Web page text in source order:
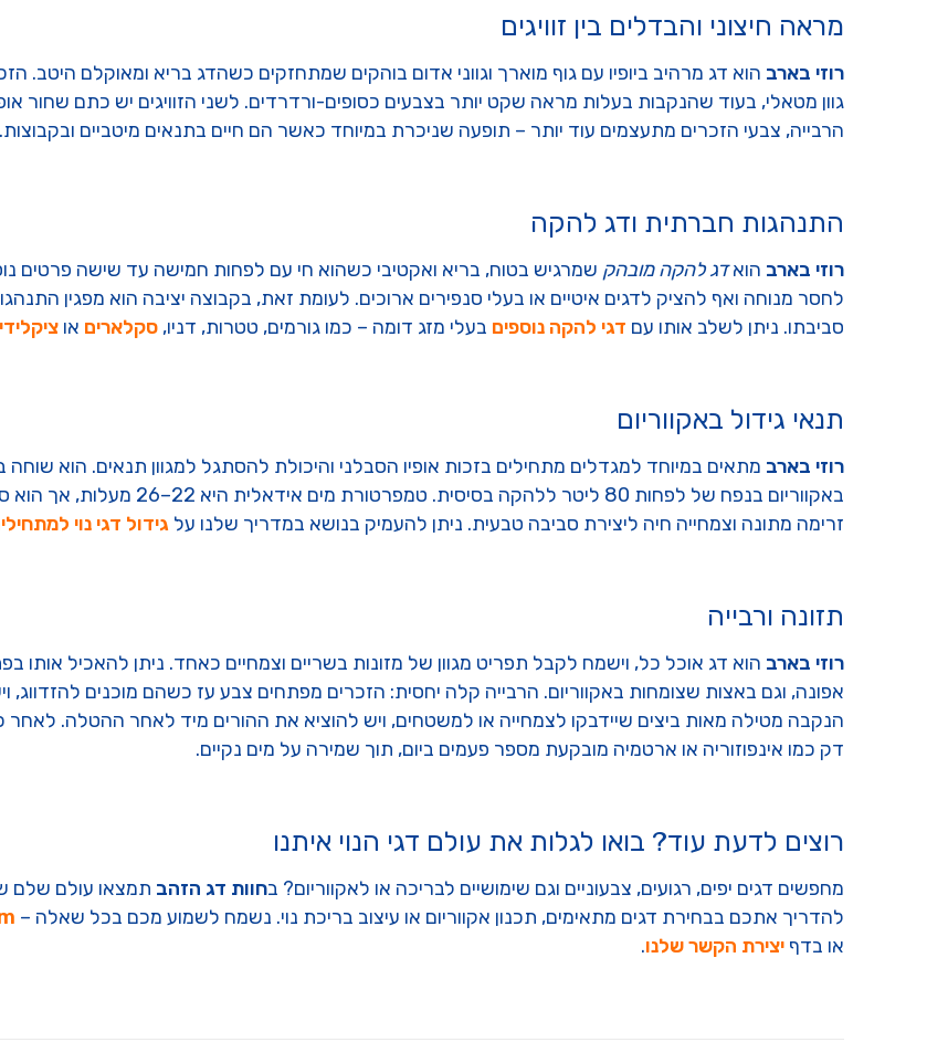
מראה חיצוני והבדלים בין זוויגים
רוזי בארב הוא דג מרהיב ביופיו עם גוף מוארך וגווני אדום בוהקים שמתחזקים כשהדג בריא ומאוקלם היטב.
גוון מטאלי, בעוד שהנקבות בעלות מראה שקט יותר בצבעים כסופים-ורדרדים. לשני הזוויגים יש כתם שחור
הרבייה, צבעי הזכרים מתעצמים עוד יותר – תופעה שניכרת במיוחד כאשר הם חיים בתנאים מיטביים ובקבוצות.
התנהגות חברתית ודג להקה
רוזי בארב הואדג להקה מובהק שמרגיש בטוח, בריא ואקטיבי כשהוא חי עם לפחות חמישה עד שישה פרטים
לחסר מנוחה ואף להציק לדגים איטיים או בעלי סנפירים ארוכים. לעומת זאת, בקבוצה יציבה הוא מפגין
סביבתו. ניתן לשלב אותו עם דגי להקה נוספים בעלי מזג דומה – כמו גורמים, טטרות, דניו, סקלארים או
תנאי גידול באקווריום
רוזי בארב מתאים במיוחד למגדלים מתחילים בזכות אופיו הסבלני והיכולת להסתגל למגוון תנאים. הוא
באקווריום בנפח של לפחות 80 ליטר ללהקה בסיסית. טמפרטורת מים אידאלית היא 22–26 מעלות, אך הוא סובל גם תנודות מתונות. כדאי לשלב
זרימה מתונה וצמחייה חיה ליצירת סביבה טבעית. ניתן להעמיק בנושא במדריך שלנו על גידול דגי נוי
תזונה ורבייה
רוזי בארב הוא דג אוכל כל, וישמח לקבל תפריט מגוון של מזונות בשריים וצמחיים כאחד. ניתן להאכיל אותו
אפונה, וגם באצות שצומחות באקווריום. הרבייה קלה יחסית: הזכרים מפתחים צבע עז כשהם מוכנים
דק כמו אינפוזוריה או ארטמיה מובקעת מספר פעמים ביום, תוך שמירה על מים נקיים.
רוצים לדעת עוד? בואו לגלות את עולם דגי הנוי איתנו
מחפשים דגים יפים, רגועים, צבעוניים וגם שימושיים לבריכה או לאקווריום? בחוות דג הזהב תמצאו עולם שלם
להדריך אתכם בבחירת דגים מתאימים, תכנון אקווריום או עיצוב בריכת נוי. נשמח לשמוע מכם בכל שאלה –
או בדף יצירת הקשר שלנו.